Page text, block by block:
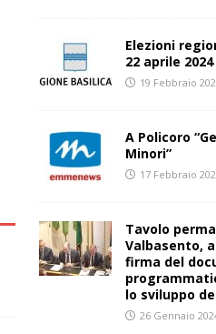
Elezioni
22 aprile 2024
19 Febbraio
A Policoro
Minori”
17 Febbraio
Tavolo
Valbasento,
firma del
lo sviluppo
26 Gennaio